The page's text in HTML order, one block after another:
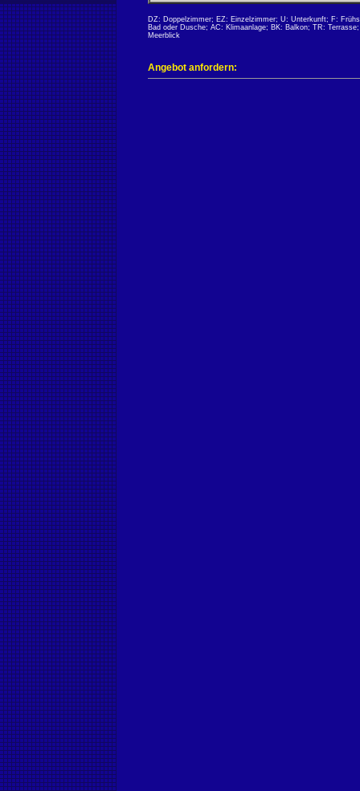
DZ: Doppelzimmer; EZ: Einzelzimmer; U: Unterkunft; F:
Bad oder Dusche; AC: Klimaanlage; BK: Balkon; TR:
Meerblick
Angebot anfordern: